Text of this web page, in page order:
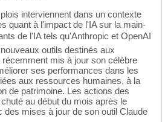
interviennent dans un contexte
quant à l'impact de l'IA sur la main-
de l'IA tels qu'Anthropic et OpenAI
outils destinés aux
mis à jour son célèbre
ses performances dans les
aux ressources humaines, à la
de patrimoine. Les actions des
au début du mois après le
des mises à jour de son outil Claude